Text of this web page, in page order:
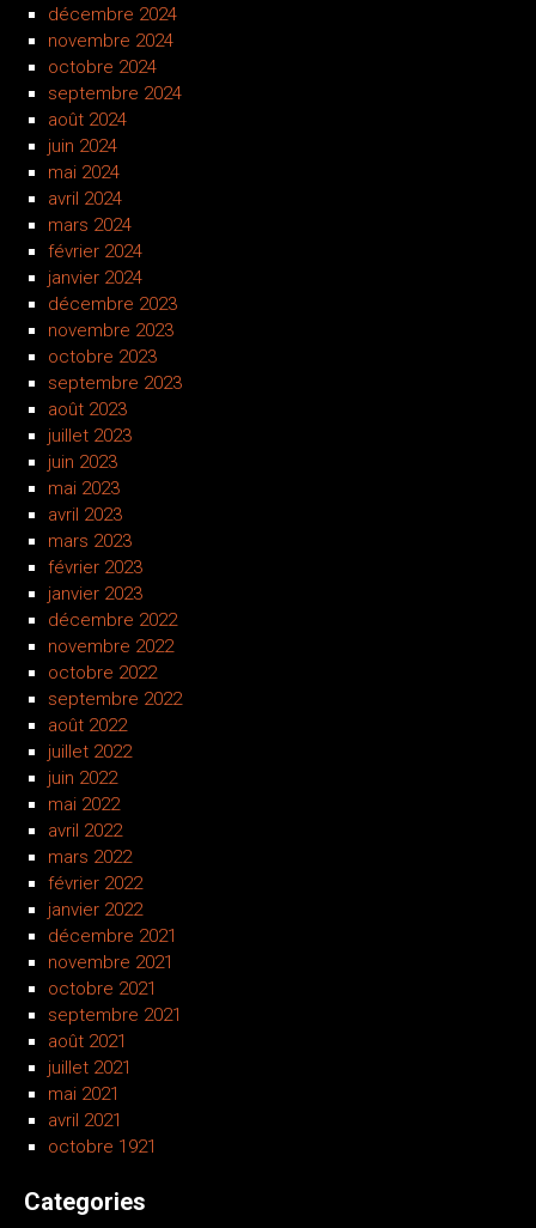
décembre 2024
novembre 2024
octobre 2024
septembre 2024
août 2024
juin 2024
mai 2024
avril 2024
mars 2024
février 2024
janvier 2024
décembre 2023
novembre 2023
octobre 2023
septembre 2023
août 2023
juillet 2023
juin 2023
mai 2023
avril 2023
mars 2023
février 2023
janvier 2023
décembre 2022
novembre 2022
octobre 2022
septembre 2022
août 2022
juillet 2022
juin 2022
mai 2022
avril 2022
mars 2022
février 2022
janvier 2022
décembre 2021
novembre 2021
octobre 2021
septembre 2021
août 2021
juillet 2021
mai 2021
avril 2021
octobre 1921
Categories